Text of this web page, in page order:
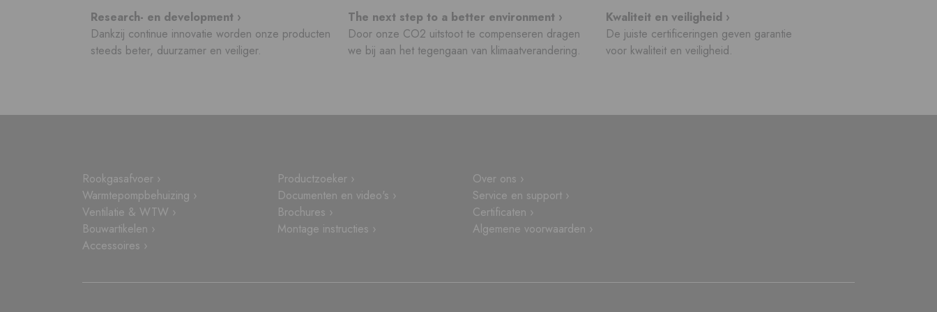
Research- en development ›
Dankzij continue innovatie worden onze producten
steeds beter, duurzamer en veiliger.
The next step to a better environment ›
Door onze CO2 uitstoot te compenseren dragen
we bij aan het tegengaan van klimaatverandering.
Kwaliteit en veiligheid ›
De juiste certificeringen geven garantie
voor kwaliteit en veiligheid.
Rookgasafvoer ›
Warmtepompbehuizing ›
Ventilatie & WTW ›
Bouwartikelen ›
Accessoires ›
Productzoeker ›
Documenten en video's ›
Brochures ›
Montage instructies ›
Over ons ›
Service en support ›
Certificaten ›
Algemene voorwaarden ›